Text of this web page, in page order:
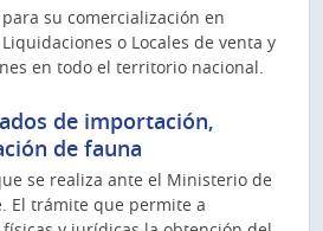
su comercialización en
Liquidaciones o Locales de venta y
en todo el territorio nacional.
de importación,
de fauna
se realiza ante el Ministerio de
El trámite que permite a